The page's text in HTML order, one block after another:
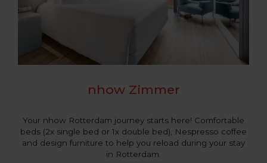
nhow Zimmer
Your nhow Rotterdam journey starts here! Comfortable
beds (2x single bed or 1x double bed), Nespresso coffee
and design furniture to help you reload during your stay
in Rotterdam.